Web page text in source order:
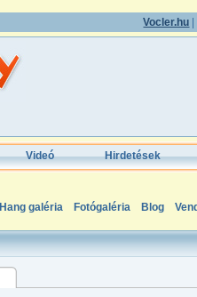
Vocler.hu
Videó Hirdetések
Hang galéria Fotógaléria Blog